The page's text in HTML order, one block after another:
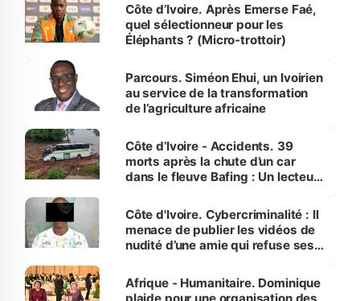
Côte d’Ivoire. Après Emerse Faé,
quel sélectionneur pour les
Éléphants ? (Micro-trottoir)
Parcours. Siméon Ehui, un Ivoirien
au service de la transformation
de l’agriculture africaine
Côte d’Ivoire - Accidents. 39
morts après la chute d’un car
dans le fleuve Bafing : Un lecteur
des Transports
Côte d'Ivoire. Cybercriminalité : Il
menace de publier les vidéos de
nudité d’une amie qui refuse ses
Afrique - Humanitaire. Dominique